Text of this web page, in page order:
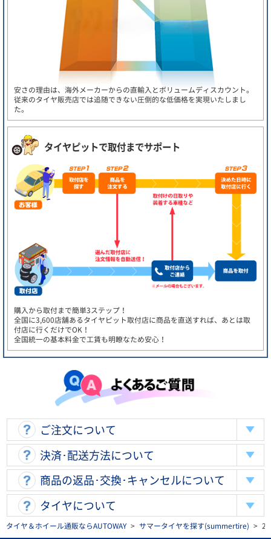
安さの理由は、海外メーカーからの直輸入とボリュームディスカウント。
従来のタイヤ販売店では追随できない圧倒的な低価格を実現いたしまし
た。
タイヤピットで取付までサポート
購入から取付まで簡単3ステップ！
全国に3,600店舗あるタイヤピット取付店に商品を直送すれば、あとは取
付店に行くだけでOK！
全国統一の基本料金で工賃も明瞭なため安心！
ご注文について
決済･配送方法について
商品の返品･交換･キャンセルについて
タイヤについて
タイヤ＆ホイール通販ならAUTOWAY > サマータイヤを探す(summertire) >